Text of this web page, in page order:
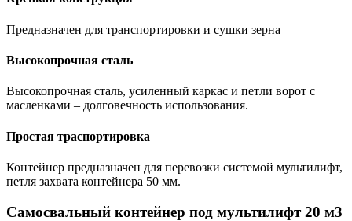
Предназначен для транспортировки и сушки зерна
Высокопрочная сталь
Высокопрочная сталь, усиленный каркас и петли ворот с
масленками – долговечность использования.
Простая траспортировка
Контейнер предназначен для перевозки системой мультилифт,
петля захвата контейнера 50 мм.
Самосвальный контейнер под мультилифт 20 м3